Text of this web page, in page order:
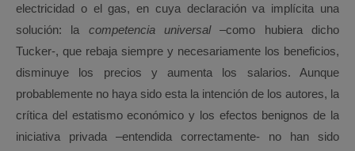
electricidad o el gas, en cuya declaración va implícita una
solución: la competencia universal–como hubiera dicho
Tucker-, que rebaja siempre y necesariamente los beneficios,
disminuye los precios y aumenta los salarios. Aunque
probablemente no haya sido esta la intención de los autores, la
crítica del estatismo económico y los efectos benignos de la
iniciativa privada –entendida correctamente- no han sido